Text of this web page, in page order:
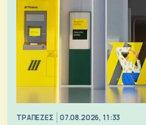
ΤΡΑΠΕΖΕΣ 07.08.2026, 11:33